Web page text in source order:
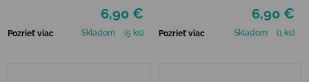
6,90 €
Pozrieť viac Skladom (5 ks)
6,90 €
Pozrieť viac Skladom (1 ks)